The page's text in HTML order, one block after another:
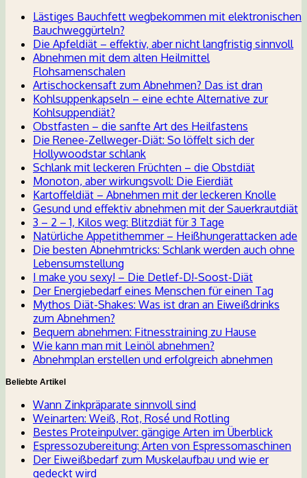
Lästiges Bauchfett wegbekommen mit elektronischen
Bauchweggürteln?
Die Apfeldiät – effektiv, aber nicht langfristig sinnvoll
Abnehmen mit dem alten Heilmittel
Flohsamenschalen
Artischockensaft zum Abnehmen? Das ist dran
Kohlsuppenkapseln – eine echte Alternative zur
Kohlsuppendiät?
Obstfasten – die sanfte Art des Heilfastens
Die Renee-Zellweger-Diät: So löffelt sich der
Hollywoodstar schlank
Schlank mit leckeren Früchten – die Obstdiät
Monoton, aber wirkungsvoll: Die Eierdiät
Kartoffeldiät – Abnehmen mit der leckeren Knolle
Gesund und effektiv abnehmen mit der Sauerkrautdiät
3 – 2 – 1, Kilos weg: Blitzdiät für 3 Tage
Natürliche Appetithemmer – Heißhungerattacken ade
Die besten Abnehmtricks: Schlank werden auch ohne
Lebensumstellung
I make you sexy! – Die Detlef-D!-Soost-Diät
Der Energiebedarf eines Menschen für einen Tag
Mythos Diät-Shakes: Was ist dran an Eiweißdrinks
zum Abnehmen?
Bequem abnehmen: Fitnesstraining zu Hause
Wie kann man mit Leinöl abnehmen?
Abnehmplan erstellen und erfolgreich abnehmen
Beliebte Artikel
Wann Zinkpräparate sinnvoll sind
Weinarten: Weiß, Rot, Rosé und Rotling
Bestes Proteinpulver: gängige Arten im Überblick
Espressozubereitung: Arten von Espressomaschinen
Der Eiweißbedarf zum Muskelaufbau und wie er
gedeckt wird